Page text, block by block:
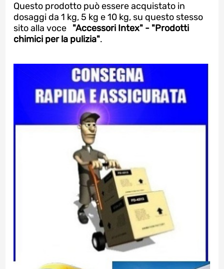
Questo prodotto può essere acquistato in
dosaggi da 1 kg, 5 kg e 10 kg, su questo stesso
sito alla voce "Accessori Intex" - "Prodotti
chimici per la pulizia".